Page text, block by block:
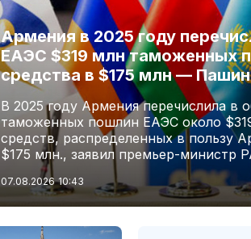
Армения в 2025 году
ЕАЭС $319 млн таможенных
средства в $175 млн —
В 2025 году Армения перечислила
таможенных пошлин ЕАЭС около
средств, распределенных в пользу
$175 млн., заявил премьер-министр
07.08.2026 10:43